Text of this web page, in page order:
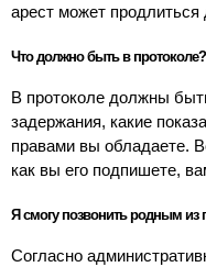
арест может продлиться
Что должно быть в протоколе?
В протоколе должны
задержания, какие
правами вы обладаете.
как вы его подпишете,
Я смогу позвонить родным из
Согласно